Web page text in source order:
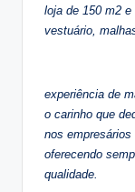
loja de 150 m2
vestuário,
experiência de
o carinho que
nos
oferecendo
qualidade.